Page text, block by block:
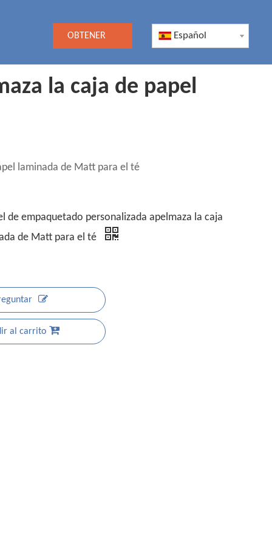
OBTENER
COTIZACIÓN
Español
la caja de papel
laminada de Matt para el té
de empaquetado personalizada apelmaza la caja
de Matt para el té
al carrito